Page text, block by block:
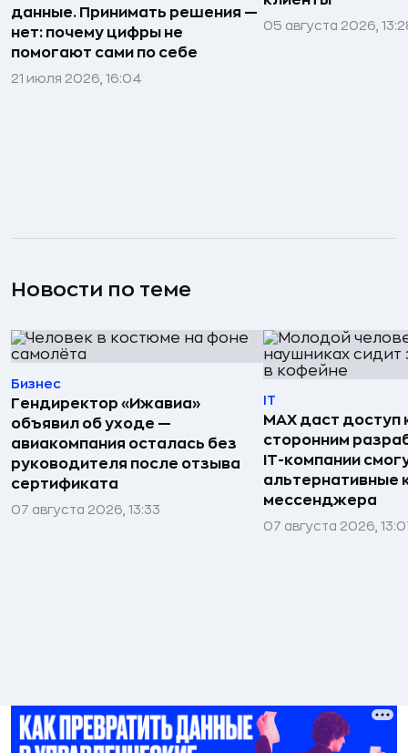
данные. Принимать решения —
нет: почему цифры не
помогают сами по себе
21 июля 2026, 16:04
05 августа 2026,
Новости по теме
Бизнес
Гендиректор «Ижавиа»
объявил об уходе —
авиакомпания осталась без
руководителя после отзыва
сертификата
07 августа 2026, 13:33
IT
MAX даст доступ
сторонним
IT-компании
альтернативные
мессенджера
07 августа 2026,